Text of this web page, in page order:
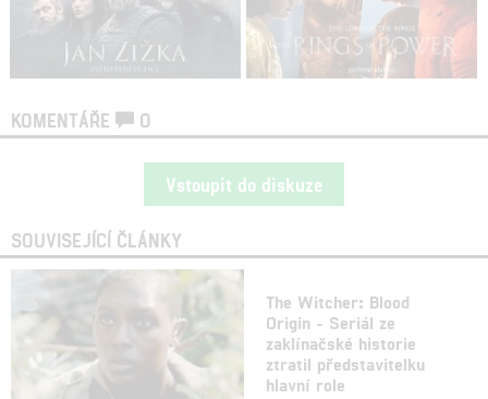
KOMENTÁŘE 0
Vstoupit do diskuze
SOUVISEJÍCÍ ČLÁNKY
The Witcher: Blood
Origin - Seriál ze
zaklínačské historie
ztratil představitelku
hlavní role